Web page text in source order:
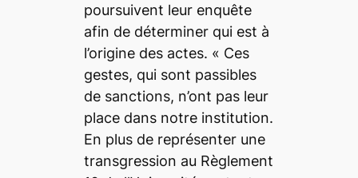
poursuivent leur enquête
afin de déterminer qui est à
l’origine des actes. « Ces
gestes, qui sont passibles
de sanctions, n’ont pas leur
place dans notre institution.
En plus de représenter une
transgression au Règlement